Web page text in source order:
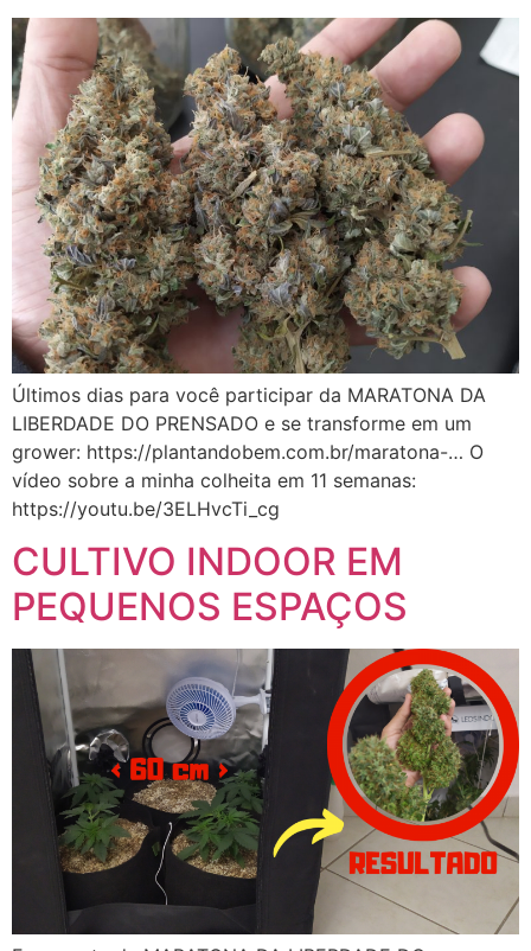
Últimos dias para você participar da MARATONA DA
LIBERDADE DO PRENSADO e se transforme em um
grower: https://plantandobem.com.br/maratona-… O
vídeo sobre a minha colheita em 11 semanas:
https://youtu.be/3ELHvcTi_cg
CULTIVO INDOOR EM
PEQUENOS ESPAÇOS